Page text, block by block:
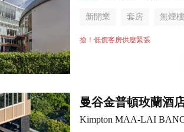
新開業 套房 無煙
搶！低價客房供應緊張
曼谷金普頓玫蘭酒
Kimpton MAA-LAI